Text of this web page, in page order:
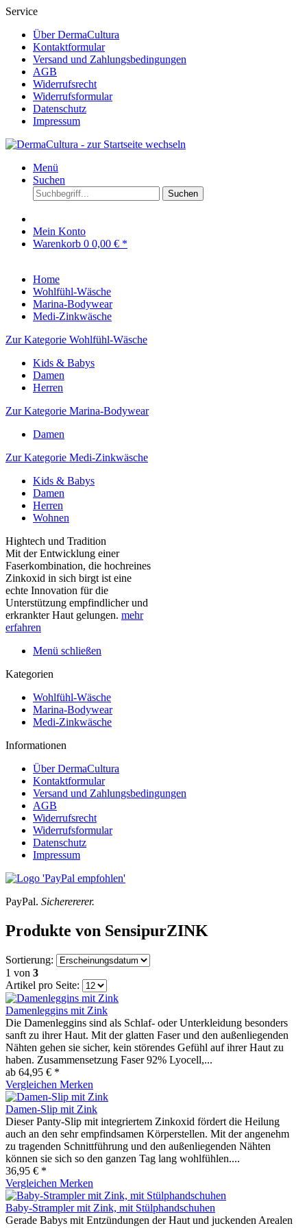
Service
Über DermaCultura
Kontaktformular
Versand und Zahlungsbedingungen
AGB
Widerrufsrecht
Widerrufsformular
Datenschutz
Impressum
Menü
Suchen
Suchen
Mein Konto
Warenkorb 0 0,00 € *
Home
Wohlfühl-Wäsche
Marina-Bodywear
Medi-Zinkwäsche
Zur Kategorie Wohlfühl-Wäsche
Kids & Babys
Damen
Herren
Zur Kategorie Marina-Bodywear
Damen
Zur Kategorie Medi-Zinkwäsche
Kids & Babys
Damen
Herren
Wohnen
Hightech und Tradition
Mit der Entwicklung einer
Faserkombination, die hochreines
Zinkoxid in sich birgt ist eine
echte Innovation für die
Unterstützung empfindlicher und
erkrankter Haut gelungen. mehr
erfahren
Menü schließen
Kategorien
Wohlfühl-Wäsche
Marina-Bodywear
Medi-Zinkwäsche
Informationen
Über DermaCultura
Kontaktformular
Versand und Zahlungsbedingungen
AGB
Widerrufsrecht
Widerrufsformular
Datenschutz
Impressum
PayPal. Sicherererer.
Produkte von SensipurZINK
Sortierung:
1 von 3
Artikel pro Seite:
Damenleggins mit Zink
Die Damenleggins sind als Schlaf- oder Unterkleidung besonders
sanft zu ihrer Haut. Mit der glatten Faser und den außenliegenden
Nähten gehen sie sicher, kein störendes Gefühl auf ihrer Haut zu
haben. Zusammensetzung Faser 92% Lyocell,...
ab 64,95 € *
Vergleichen Merken
Damen-Slip mit Zink
Dieser Panty-Slip mit integriertem Zinkoxid fördert die Heilung
auch an den sehr empfindsamen Körperstellen. Mit der angenehm
zu tragenden Schnittführung und den außenliegenden Nähten
können sie sich so den ganzen Tag lang wohlfühlen....
36,95 € *
Vergleichen Merken
Baby-Strampler mit Zink, mit Stülphandschuhen
Gerade Babys mit Entzündungen der Haut und juckenden Arealen